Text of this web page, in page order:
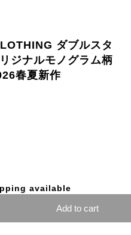
ダブルスタ
ジナルモノグラム柄
春夏新作
available
Add to cart